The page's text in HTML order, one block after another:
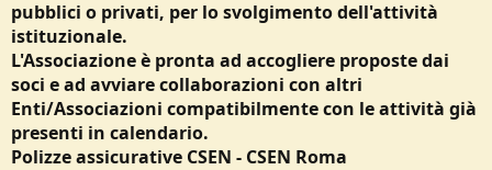
pubblici o privati, per lo svolgimento dell'attività
istituzionale.
L'Associazione è pronta ad accogliere proposte dai
soci e ad avviare collaborazioni con altri
Enti/Associazioni compatibilmente con le attività già
presenti in calendario.
Polizze assicurative CSEN - CSEN Roma